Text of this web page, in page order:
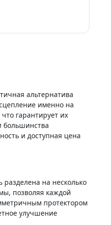
альтернатива
именно на
гарантирует их
большинства
и доступная цена
на несколько
позволяя каждой
протектором
улучшение